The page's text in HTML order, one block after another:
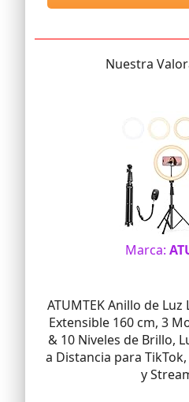
Nuestra
Marca:
ATUMTEK Anillo de
Extensible 160 cm, 3
& 10 Niveles de Brillo,
a Distancia para
y